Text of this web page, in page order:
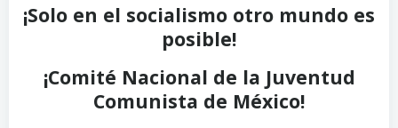
¡Solo en el socialismo otro mundo es
posible!
¡Comité Nacional de la Juventud
Comunista de México!